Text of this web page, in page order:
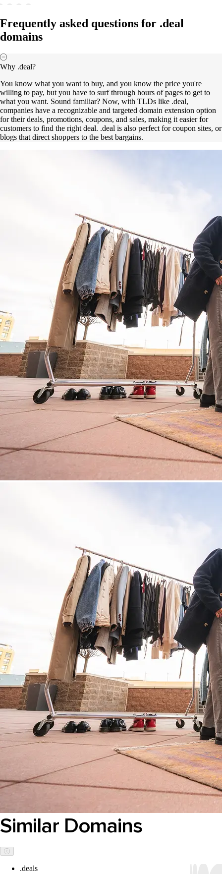
Frequently asked questions for .deal
domains
Why .deal?
You know what you want to buy, and you know the price you're
willing to pay, but you have to surf through hours of pages to get to
what you want. Sound familiar? Now, with TLDs like .deal,
companies have a recognizable and targeted domain extension option
for their deals, promotions, coupons, and sales, making it easier for
customers to find the right deal. .deal is also perfect for coupon sites, or
blogs that direct shoppers to the best bargains.
Similar Domains
.deals